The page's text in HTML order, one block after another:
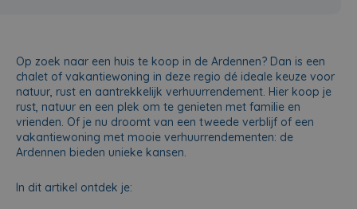
Op zoek naar een huis te koop in de Ardennen? Dan is een
chalet of vakantiewoning in deze regio dé ideale keuze voor
natuur, rust en aantrekkelijk verhuurrendement. Hier koop je
rust, natuur en een plek om te genieten met familie en
vrienden. Of je nu droomt van een tweede verblijf of een
vakantiewoning met mooie verhuurrendementen: de
Ardennen bieden unieke kansen.
In dit artikel ontdek je: